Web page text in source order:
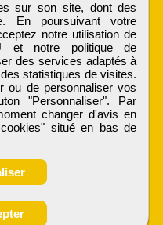
sur son site, dont des
En poursuivant votre
notre utilisation de
et notre politique de
des services adaptés à
statistiques de visites.
ou de personnaliser vos
"Personnaliser". Par
changer d'avis en
situé en bas de